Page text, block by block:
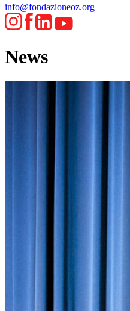
info@fondazioneoz.org
News